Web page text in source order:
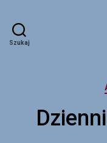
Szukaj